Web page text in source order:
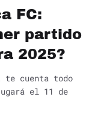
FC:
partido
2025?
te cuenta todo
el 11 de